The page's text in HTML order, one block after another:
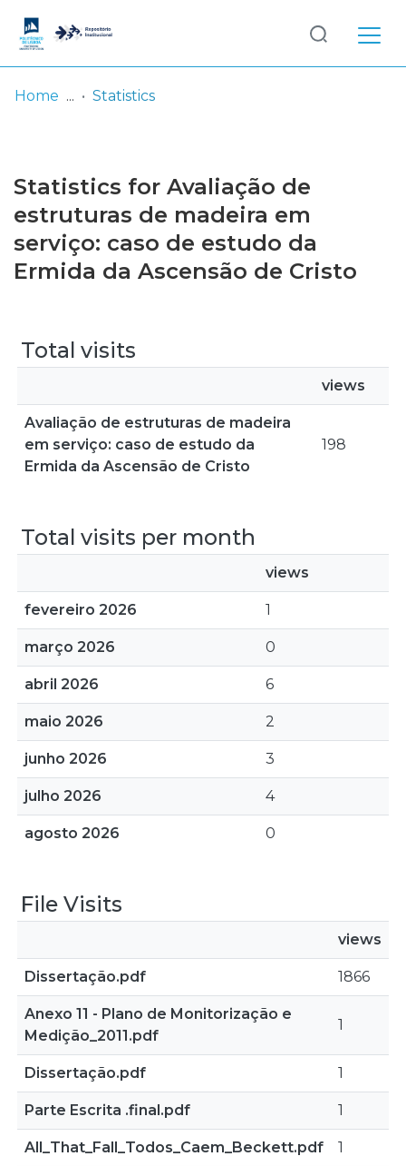
Browse repository
Entities
Log
In
Home Statistics
Statistics for Avaliação de
estruturas de madeira em
serviço: caso de estudo da
Ermida da Ascensão de Cristo
Total visits
views
Avaliação de estruturas de madeira
em serviço: caso de estudo da
Ermida da Ascensão de Cristo
198
Total visits per month
views
fevereiro 2026 1
março 2026 0
abril 2026 6
maio 2026 2
junho 2026 3
julho 2026 4
agosto 2026 0
File Visits
views
Dissertação.pdf 1866
Anexo 11 - Plano de Monitorização e
Medição_2011.pdf
1
Dissertação.pdf 1
Parte Escrita .final.pdf 1
All_That_Fall_Todos_Caem_Beckett.pdf 1